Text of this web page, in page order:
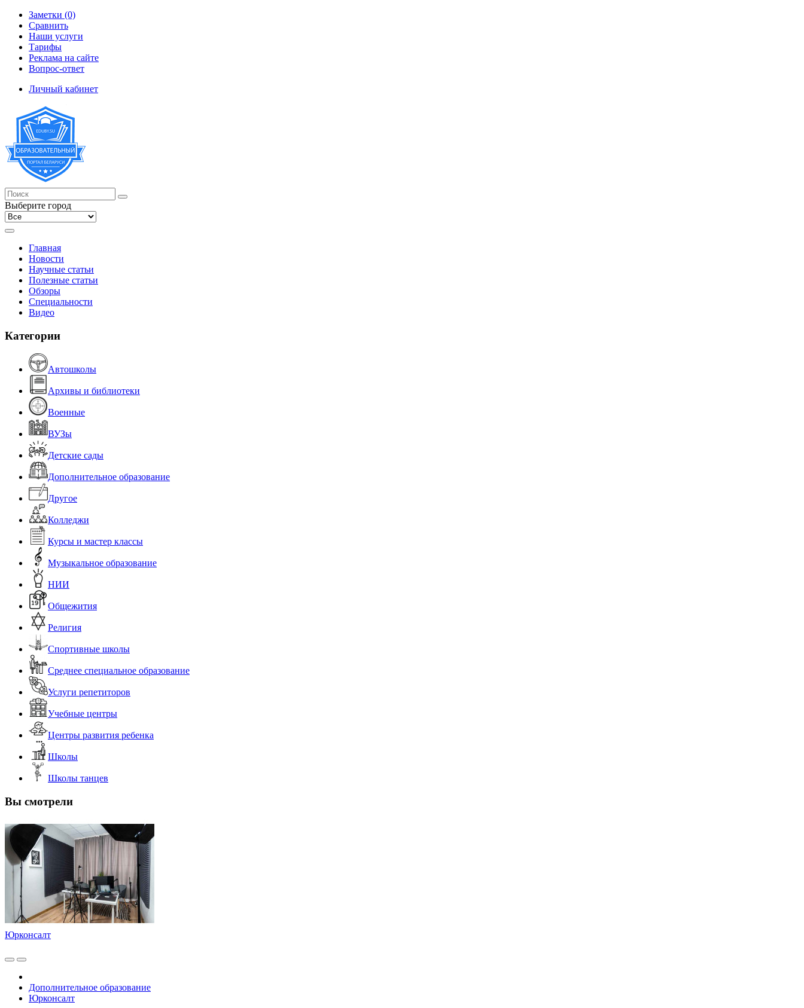
Заметки (0)
Сравнить
Наши услуги
Тарифы
Реклама на сайте
Вопрос-ответ
Личный кабинет
Выберите город
Главная
Новости
Научные статьи
Полезные статьи
Обзоры
Специальности
Видео
Категории
Автошколы
Архивы и библиотеки
Военные
ВУЗы
Детские сады
Дополнительное образование
Другое
Колледжи
Курсы и мастер классы
Музыкальное образование
НИИ
Общежития
Религия
Спортивные школы
Среднее специальное образование
Услуги репетиторов
Учебные центры
Центры развития ребенка
Школы
Школы танцев
Вы смотрели
Юрконсалт
Дополнительное образование
Юрконсалт